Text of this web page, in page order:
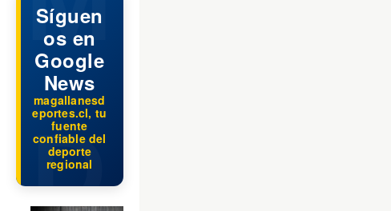
Síguen
os en
Google
News
magallanesd
eportes.cl, tu
fuente
confiable del
deporte
regional